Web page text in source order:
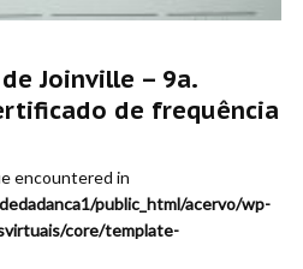
Joinville – 9a.
de frequência
encountered in
public_html/acervo/wp-
core/template-